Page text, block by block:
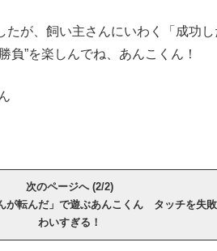
が、飼い主さんにいわく「成功
負”を楽しんでね、あんこくん！
次のページへ (2/2)
が転んだ」で遊ぶあんこくん タッチを失
わいすぎる！